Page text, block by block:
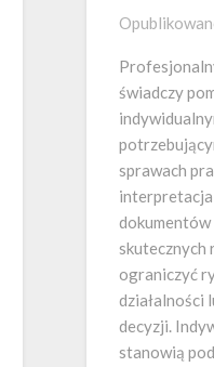
świadczy
sprawach
interpretacja
skutecznych
ograniczyć
działalności
decyzji.
stanowią